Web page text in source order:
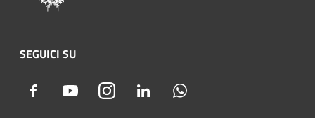
SEGUICI SU
Facebook YoutubeInstagram LinkedIn